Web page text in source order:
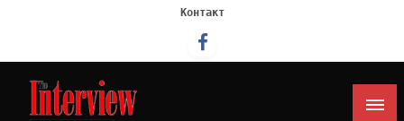
Контакт